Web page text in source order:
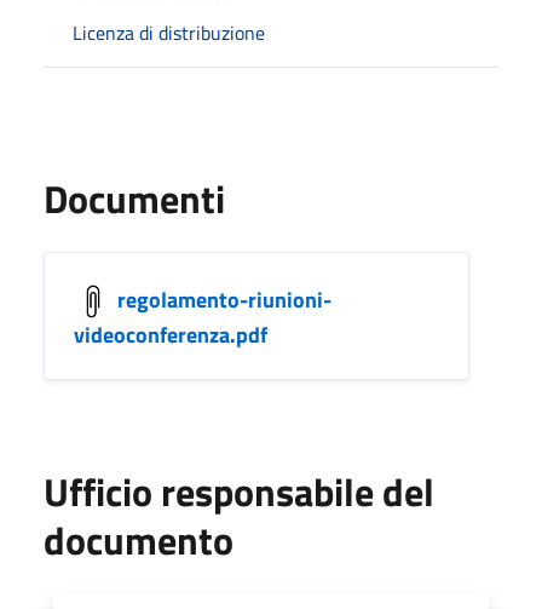
Licenza di distribuzione
Documenti
regolamento-riunioni-
videoconferenza.pdf
Ufficio responsabile del
documento